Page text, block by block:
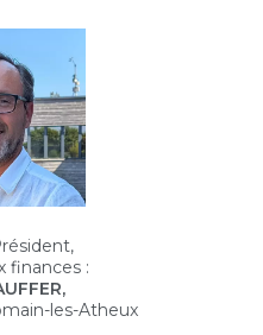
finances :
les-Atheux